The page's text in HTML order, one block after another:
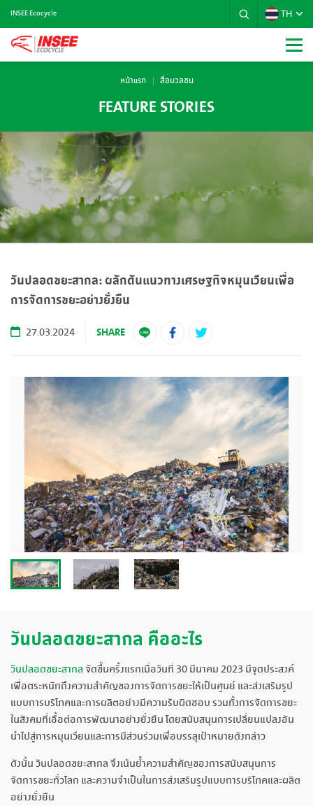
INSEE Ecocycle TH
หน้าแรก สื่อมวลชน
FEATURE STORIES
วันปลอดขยะสากล: ผลักดันแนวทางเศรษฐกิจหมุนเวียนเพื่อ
การจัดการขยะอย่างยั่งยืน
27.03.2024 SHARE
วันปลอดขยะสากล คืออะไร
วันปลอดขยะสากลจัดขึ้นครั้งแรกเมื่อวันที่ 30 มีนาคม 2023 มีจุดประสงค์
เพื่อตระหนักถึงความสำคัญของการจัดการขยะให้เป็นศูนย์ และส่งเสริมรูป
แบบการบริโภคและการผลิตอย่างมีความรับผิดชอบ รวมทั้งการจัดการขยะ
ในสังคมที่เอื้อต่อการพัฒนาอย่างยั่งยืน โดยสนับสนุนการเปลี่ยนแปลงอัน
นำไปสู่การหมุนเวียนและการมีส่วนร่วมเพื่อบรรลุเป้าหมายดังกล่าว
ดังนั้น วันปลอดขยะสากล จึงเน้นย้ำความสำคัญของการสนับสนุนการ
จัดการขยะทั่วโลก และความจำเป็นในการส่งเสริมรูปแบบการบริโภคและผลิต
อย่างยั่งยืน